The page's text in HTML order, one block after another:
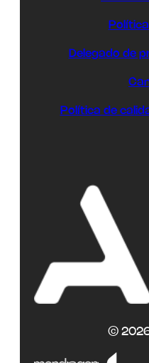
Delegado de
Política de
©